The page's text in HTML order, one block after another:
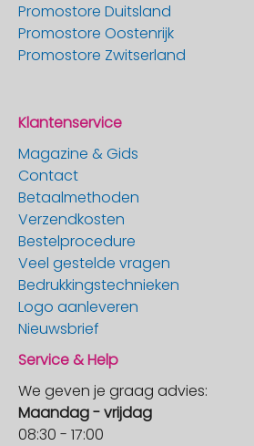
Promostore Duitsland
Promostore Oostenrijk
Promostore Zwitserland
Klantenservice
Magazine & Gids
Contact
Betaalmethoden
Verzendkosten
Bestelprocedure
Veel gestelde vragen
Bedrukkingstechnieken
Logo aanleveren
Nieuwsbrief
Service & Help
We geven je graag advies:
Maandag - vrijdag
08:30 - 17:00